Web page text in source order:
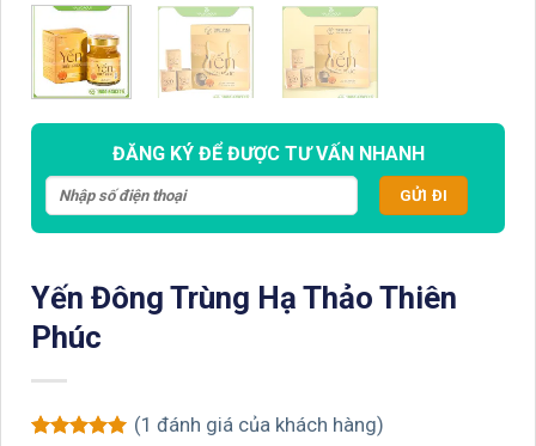
ĐĂNG KÝ ĐỂ ĐƯỢC TƯ VẤN NHANH
Yến Đông Trùng Hạ Thảo Thiên
Phúc
(1 đánh giá của khách hàng)